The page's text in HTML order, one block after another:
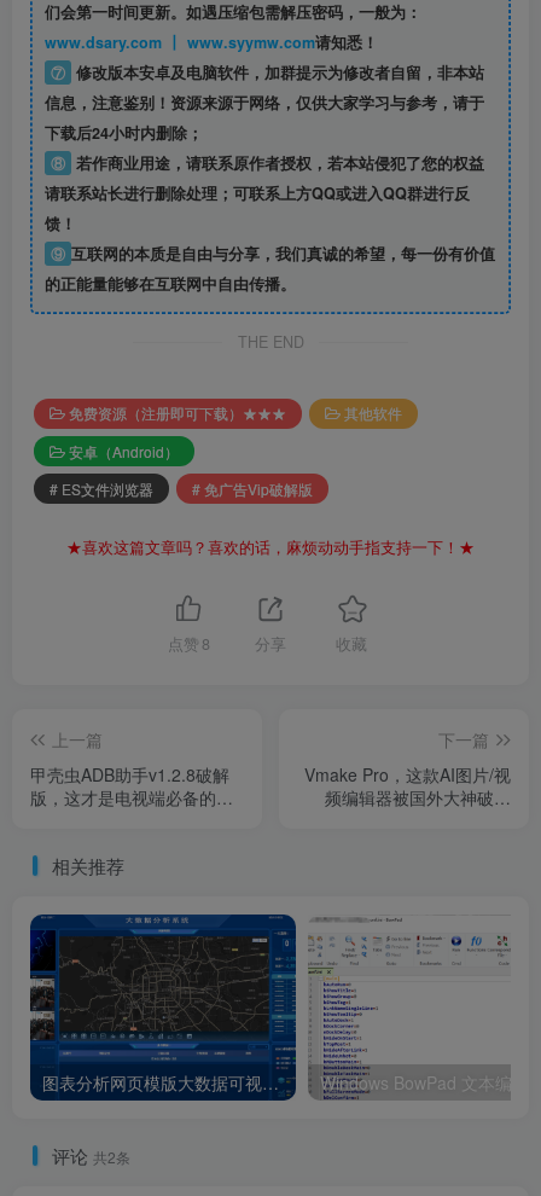
们会第一时间更新。如遇压缩包需解压密码，一般为：
www.dsary.com 丨 www.syymw.com请知悉！
⑦ 修改版本安卓及电脑软件，加群提示为修改者自留， 非本站
信息，注意鉴别！资源来源于网络，仅供大家学习与参考，请于
下载后24小时内删除；
⑧ 若作商业用途，请联系原作者授权，若本站侵犯了您的权益
请联系站长进行删除处理；可联系上方QQ或进入QQ群进行反
馈！
⑨ 互联网的本质是自由与分享，我们真诚的希望，每一份有价值
的正能量能够在互联网中自由传播。
THE END
免费资源（注册即可下载）★★★
其他软件
安卓（Android）
# ES文件浏览器
# 免广告Vip破解版
★喜欢这篇文章吗？喜欢的话，麻烦动动手指支持一下！★
点赞 8 分享 收藏
上一篇
甲壳虫ADB助手v1.2.8破解
版，这才是电视端必备的工
下一篇
Vmake Pro，这款AI图片/视
频编辑器被国外大神破解
相关推荐
图表分析网页模版大数据可视化大屏电子沙盘合集
评论 共2条